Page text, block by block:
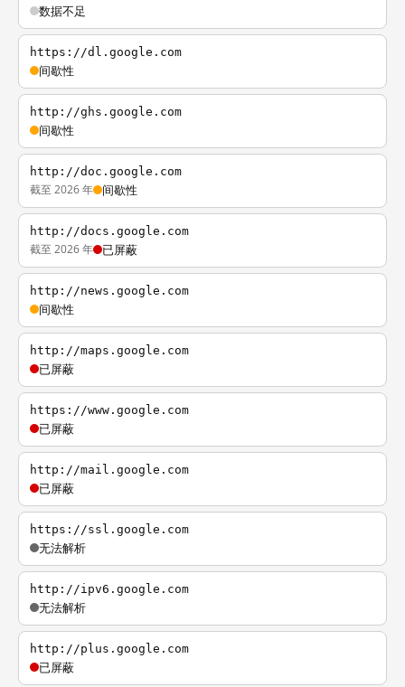
数据不足
https://dl.google.com
间歇性
http://ghs.google.com
间歇性
http://doc.google.com
截至 2026 年 间歇性
http://docs.google.com
截至 2026 年 已屏蔽
http://news.google.com
间歇性
http://maps.google.com
已屏蔽
https://www.google.com
已屏蔽
http://mail.google.com
已屏蔽
https://ssl.google.com
无法解析
http://ipv6.google.com
无法解析
http://plus.google.com
已屏蔽